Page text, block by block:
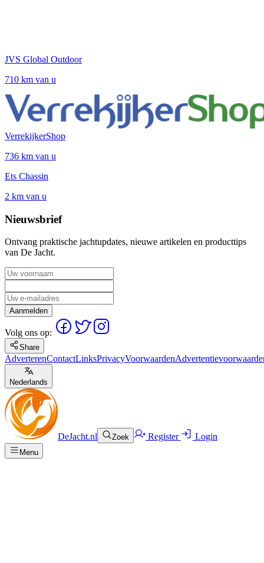
JVS Global Outdoor
710 km van u
VerrekijkerShop
736 km van u
Ets Chassin
2 km van u
Nieuwsbrief
Ontvang praktische jachtupdates, nieuwe artikelen en producttips
van De Jacht.
Aanmelden
Volg ons op:
Share
AdverterenContactLinksPrivacyVoorwaarden
Nederlands
DeJacht.nl Zoek Register Login
Menu